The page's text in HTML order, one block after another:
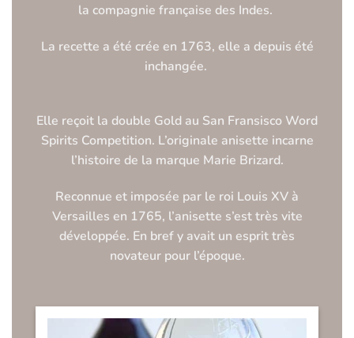
la compagnie française des Indes.
La recette a été crée en 1763, elle a depuis été
inchangée.
Elle reçoit la double Gold au San Fransisco Word
Spirits Competition. L’originale anisette incarne
l’histoire de la marque Marie Brizard.
Reconnue et imposée par le roi Louis XV à
Versailles en 1765, l’anisette s’est très vite
développée. En bref y avait un esprit très
novateur pour l’époque.